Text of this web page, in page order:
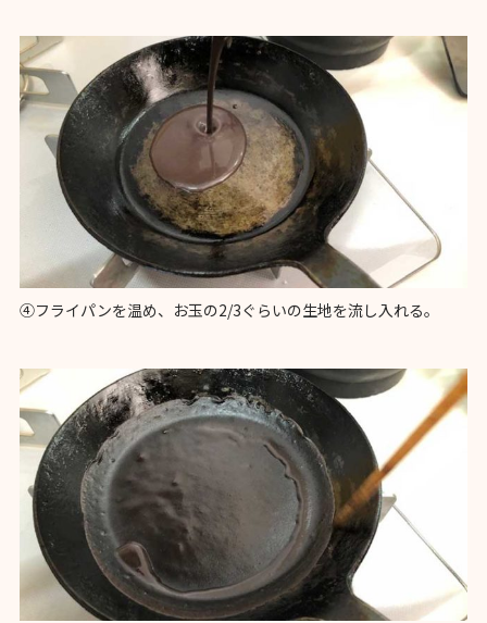
④フライパンを温め、お玉の2/3ぐらいの生地を流し入れる。